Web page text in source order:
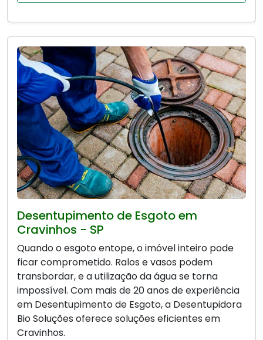
Desentupimento de Esgoto em
Cravinhos - SP
Quando o esgoto entope, o imóvel inteiro pode
ficar comprometido. Ralos e vasos podem
transbordar, e a utilização da água se torna
impossível. Com mais de 20 anos de experiência
em Desentupimento de Esgoto, a Desentupidora
Bio Soluções oferece soluções eficientes em
Cravinhos.